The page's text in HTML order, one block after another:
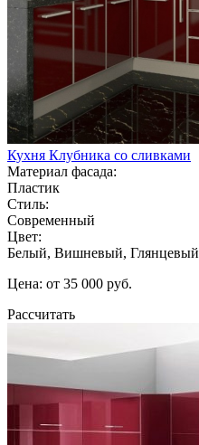
Кухня Клубника со сливками
Материал фасада:
Пластик
Стиль:
Современный
Цвет:
Белый, Вишневый, Глянцевый
Цена: от 35 000 руб.
Рассчитать